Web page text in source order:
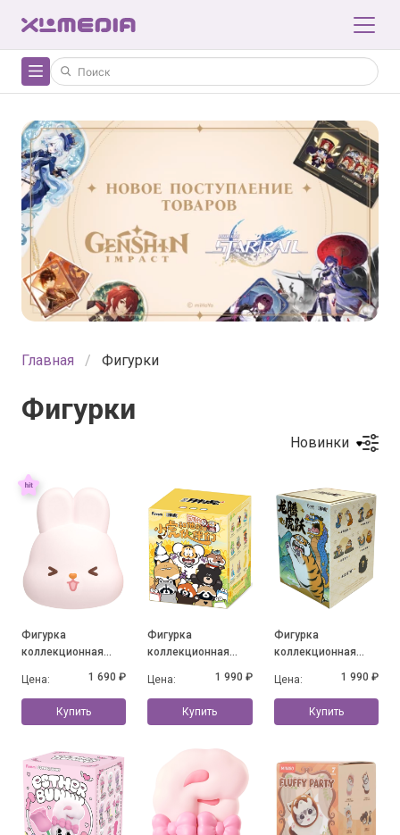
Главная Фигурки
Фигурки
Новинки
Фигурка
коллекционная
Life Diary Series, в
ассортименте
Цена: 1 690 ₽
Купить
Фигурка
коллекционная
Tiger - Little Tiger
and his companions,
в ассортименте
Цена: 1 990 ₽
Купить
Фигурка
коллекционная
Tiger-Long Teng Hu
Yue Series, в
ассортименте
Цена: 1 990 ₽
Купить